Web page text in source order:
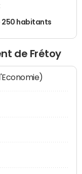
250 habitants
de Frétoy